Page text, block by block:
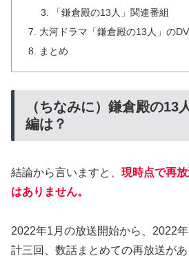
「鎌倉殿の13人」関連番組
大河ドラマ「鎌倉殿の13人」の
まとめ
（ちなみに）鎌倉殿の13
編は？
結論から言いますと、 現時点で再
はありません。
2022年1月の放送開始から、2022
計三回、数話まとめての再放送があ